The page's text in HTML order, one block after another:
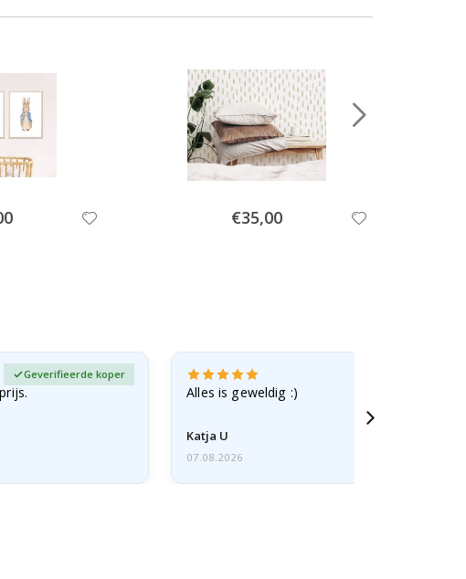
Special
Price
€35,00
Geverifieerde koper
Alles is geweldig :)
Katja U
07.08.2026